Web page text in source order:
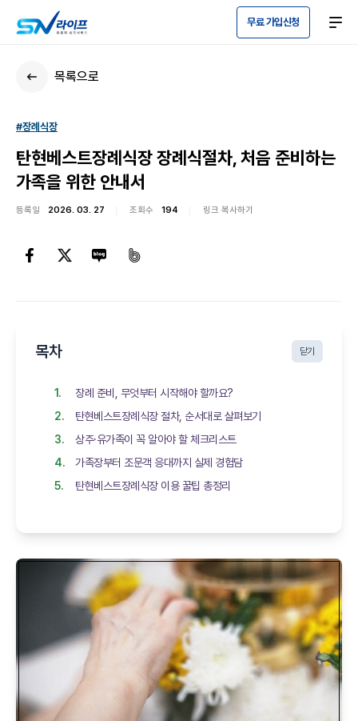
무료 가입신청
목록으로
#장례식장
탄현베스트장례식장 장례식절차, 처음 준비하는
가족을 위한 안내서
등록일 2026. 03. 27 조회수 194 링크 복사하기
목차 닫기
장례 준비, 무엇부터 시작해야 할까요?
탄현베스트장례식장 절차, 순서대로 살펴보기
상주·유가족이 꼭 알아야 할 체크리스트
가족장부터 조문객 응대까지 실제 경험담
탄현베스트장례식장 이용 꿀팁 총정리